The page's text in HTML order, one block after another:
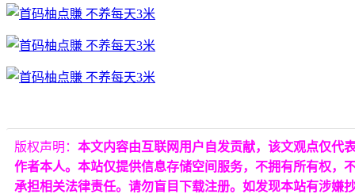
版权声明： 本文内容由互联网用户自发贡献，该文观点仅代
作者本人。本站仅提供信息存储空间服务，不拥有所有权，
承担相关法律责任。请勿盲目下载注册。如发现本站有涉嫌